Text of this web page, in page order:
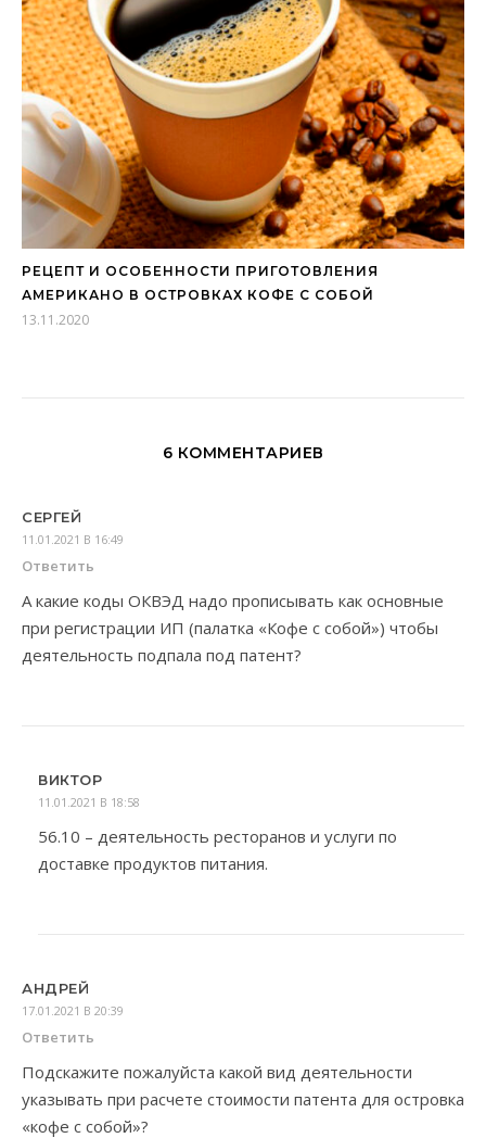
РЕЦЕПТ И ОСОБЕННОСТИ ПРИГОТОВЛЕНИЯ
АМЕРИКАНО В ОСТРОВКАХ КОФЕ С СОБОЙ
13.11.2020
6 КОММЕНТАРИЕВ
СЕРГЕЙ
11.01.2021 В 16:49
Ответить
А какие коды ОКВЭД надо прописывать как основные
при регистрации ИП (палатка «Кофе с собой») чтобы
деятельность подпала под патент?
ВИКТОР
11.01.2021 В 18:58
56.10 – деятельность ресторанов и услуги по
доставке продуктов питания.
АНДРЕЙ
17.01.2021 В 20:39
Ответить
Подскажите пожалуйста какой вид деятельности
указывать при расчете стоимости патента для островка
«кофе с собой»?